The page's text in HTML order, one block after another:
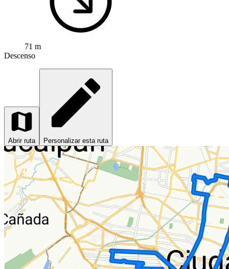
71 m
Descenso
Abrir ruta Personalizar esta ruta